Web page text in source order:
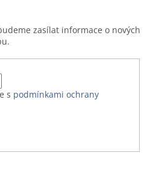
y
v
p
u
zasílat informace o nových
s podmínkami ochrany